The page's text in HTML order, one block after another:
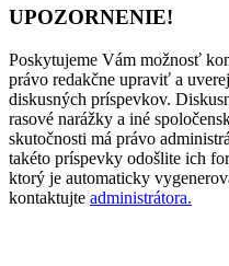
UPOZORNENIE!
Poskytujeme Vám možnosť
právo redakčne upraviť a
diskusných príspevkov.
rasové narážky a iné
skutočnosti má právo
takéto príspevky odošlite ich
ktorý je automaticky
kontaktujte administrátora.